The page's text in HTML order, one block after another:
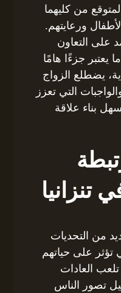
من كليهما
ورعايتهم.
على التعاون
يعتبر جزءًا هامًا
يضطلع الزواج
التي تعزز
بناء علاقة
تنزانيا
من التحديات
تؤثر على حياتهم
تلعب العادات
تصور الناس